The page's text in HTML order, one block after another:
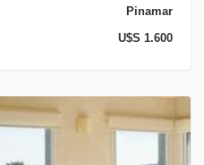
Pinamar
U$S 1.600